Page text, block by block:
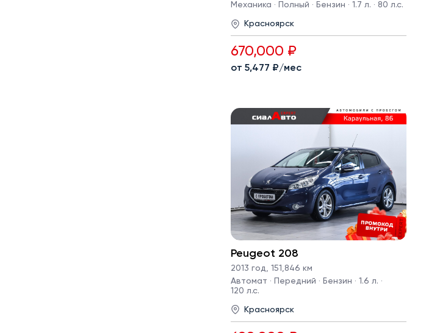
Механика · Полный · Бензин · 1.7 л. · 80 л.с.
Красноярск
670,000 ₽
от 5,477 ₽/мес
Peugeot 208
2013 год
151,846 км
Автомат · Передний · Бензин · 1.6 л. ·
120 л.с.
Красноярск